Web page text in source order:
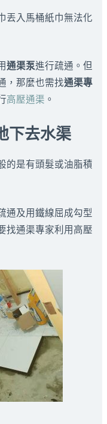
丟入馬桶紙巾無法化
通渠泵進行疏通。但
，那麼也需找通渠專
高壓通渠 。
下去水渠
的是有頭髮或油脂積
通及用鐵線屈成勾型
找通渠專家利用高壓